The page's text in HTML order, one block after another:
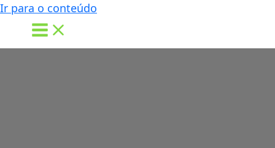
Ir para o conteúdo